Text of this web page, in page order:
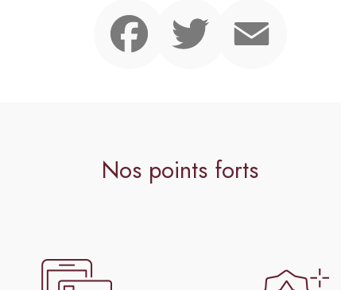
Nos points forts